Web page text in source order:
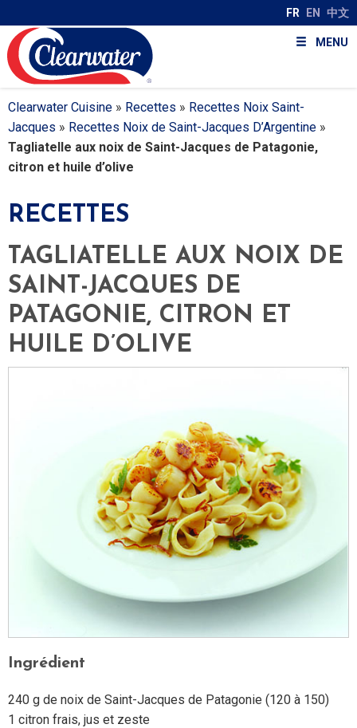
MENU
FR EN 中文
Clearwater Cuisine » Recettes » Recettes Noix Saint-
Jacques » Recettes Noix de Saint-Jacques D’Argentine »
Tagliatelle aux noix de Saint-Jacques de Patagonie,
citron et huile d’olive
RECETTES
TAGLIATELLE AUX NOIX DE
SAINT-JACQUES DE
PATAGONIE, CITRON ET
HUILE D’OLIVE
Ingrédient
240 g de noix de Saint-Jacques de Patagonie (120 à 150)
1 citron frais, jus et zeste